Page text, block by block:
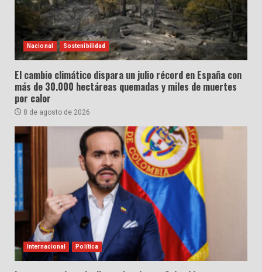
Nacional Sostenibilidad
El cambio climático dispara un julio récord en España con
más de 30.000 hectáreas quemadas y miles de muertes
por calor
8 de agosto de 2026
Internacional Política